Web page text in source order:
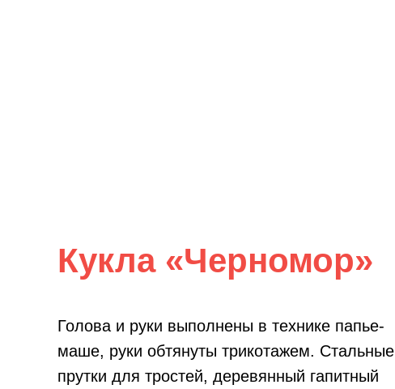
Кукла «Черномор»
Голова и руки выполнены в технике папье-
маше, руки обтянуты трикотажем. Стальные
прутки для тростей, деревянный гапитный